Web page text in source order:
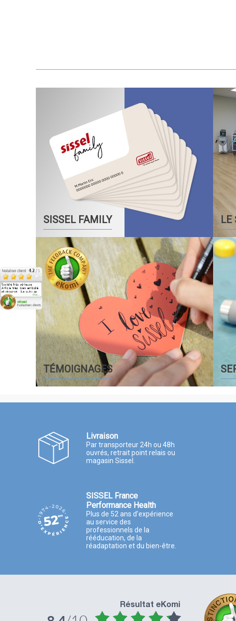
SISSEL FAMILY
TÉMOIGNAGES
LE
Livraison
Par transporteur 24h ou 48h
ouvrés, retrait point relais ou
magasin Sissel.
SISSEL France
Performance Health
Plus de 52 ans d’expérience
au service des
professionnels de la
rééducation, de la
réadaptation et du bien-être.
Résultat eKomi
concernant la commande et les produits, tout est